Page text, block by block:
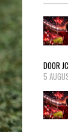
DOOR JC
5